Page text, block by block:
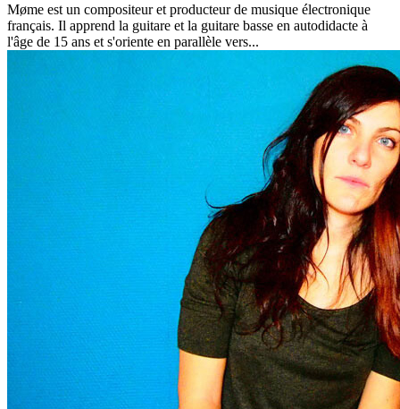
Møme est un compositeur et producteur de musique électronique
français. Il apprend la guitare et la guitare basse en autodidacte à
l'âge de 15 ans et s'oriente en parallèle vers...